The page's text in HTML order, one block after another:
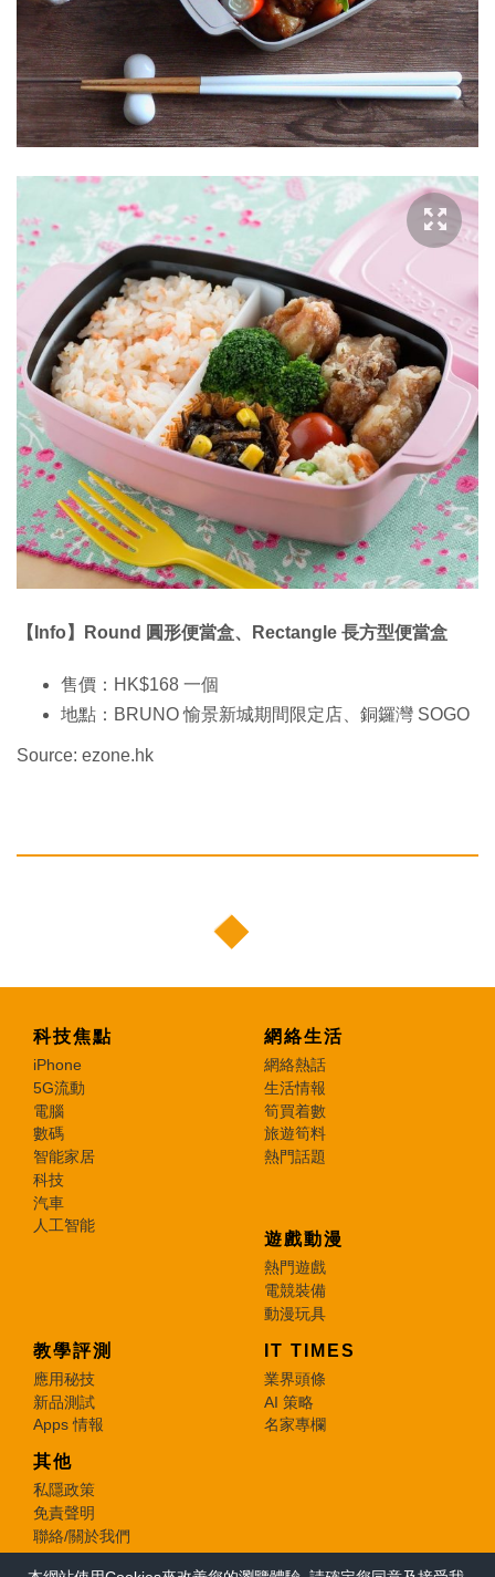
【Info】Round 圓形便當盒、Rectangle 長方型便當盒
售價：HK$168 一個
地點：BRUNO 愉景新城期間限定店、銅鑼灣 SOGO
Source: ezone.hk
科技焦點
iPhone
5G流動
電腦
數碼
智能家居
科技
汽車
人工智能
網絡生活
網絡熱話
生活情報
筍買着數
旅遊筍料
熱門話題
遊戲動漫
熱門遊戲
電競裝備
動漫玩具
教學評測
應用秘技
新品測試
Apps 情報
IT TIMES
業界頭條
AI 策略
名家專欄
其他
私隱政策
免責聲明
聯絡/關於我們